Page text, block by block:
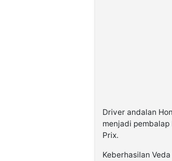
Driver andalan
menjadi
Prix.
Keberhasilan